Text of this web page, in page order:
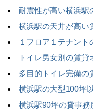
耐震性が高い横浜駅
横浜駅の天井が高い
１フロア１テナント
トイレ男女別の賃貸
多目的トイレ完備の
横浜駅の大型100坪
横浜駅90坪の貸事務